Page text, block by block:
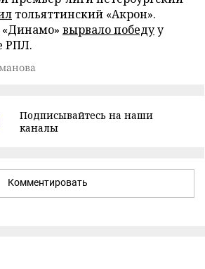
тольяттинский «Акрон».
вырвало победуу
РПЛ.
Подписывайтесь на наши
каналы
Комментировать